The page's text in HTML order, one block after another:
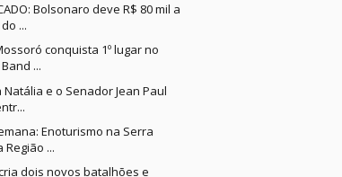
Bolsonaro deve R$ 80 mil a
...
conquista 1º lugar no
...
e o Senador Jean Paul
Enoturismo na Serra
Região ...
dois novos batalhões e